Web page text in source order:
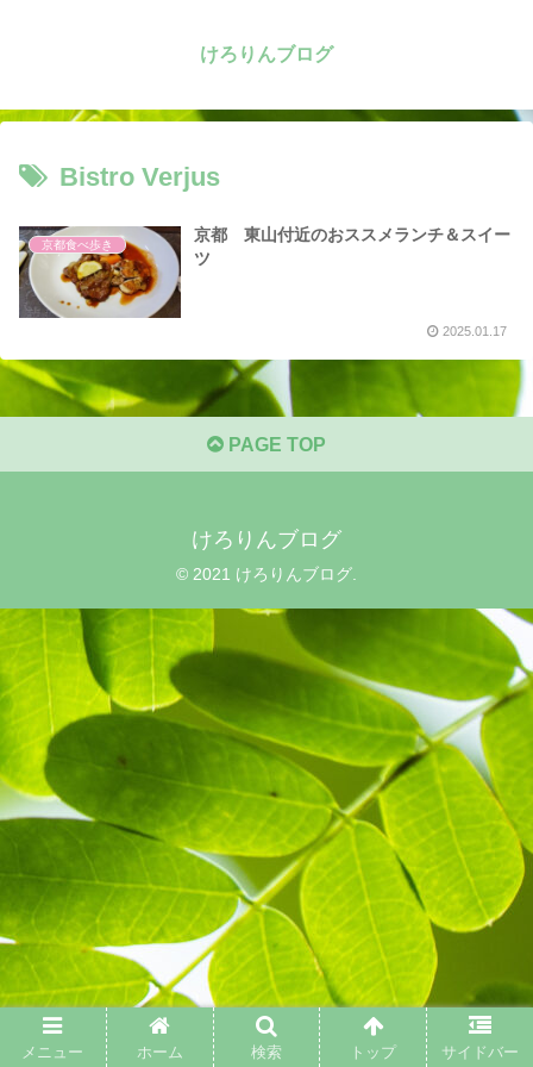
けろりんブログ
Bistro Verjus
京都食べ歩き
京都 東山付近のおススメランチ＆スイー
ツ
2025.01.17
PAGE TOP
けろりんブログ
© 2021 けろりんブログ.
メニュー ホーム 検索 トップ サイドバー